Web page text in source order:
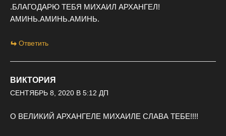
.БЛАГОДАРЮ ТЕБЯ МИХАИЛ АРХАНГЕЛ!
АМИНЬ.АМИНЬ.АМИНЬ.
Ответить
ВИКТОРИЯ
СЕНТЯБРЬ 8, 2020 В 5:12 ДП
О ВЕЛИКИЙ АРХАНГЕЛЕ МИХАИЛЕ СЛАВА ТЕБЕ!!!!